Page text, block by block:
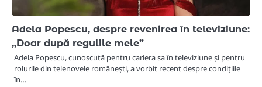
Adela Popescu, despre revenirea în televiziune:
„Doar după regulile mele”
Adela Popescu, cunoscută pentru cariera sa în televiziune și pentru
rolurile din telenovele românești, a vorbit recent despre condițiile
în…